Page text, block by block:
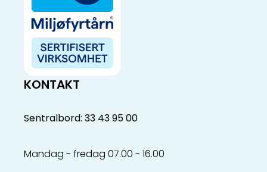
KONTAKT
Sentralbord: 33 43 95 00
Mandag - fredag 07.00 - 16.00